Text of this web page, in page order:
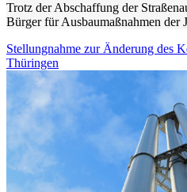
Trotz der Abschaffung der
Bürger für Ausbaumaßnahmen der
Stellungnahme zur Änderung des
Thüringen